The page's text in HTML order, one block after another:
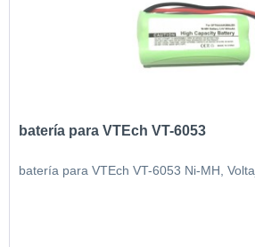
batería para VTEch VT-6053
batería para VTEch VT-6053 Ni-MH,